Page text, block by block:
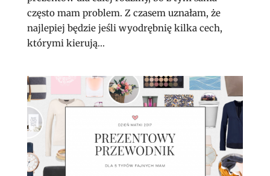
często mam problem. Z czasem uznałam, że
najlepiej będzie jeśli wyodrębnię kilka cech,
którymi kierują...